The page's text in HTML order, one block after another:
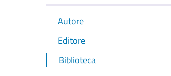
Autore
Editore
Biblioteca